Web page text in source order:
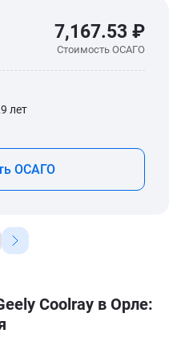
7,167.53 ₽
Стоимость ОСАГО
лет
ОСАГО
Coolray в Орле: